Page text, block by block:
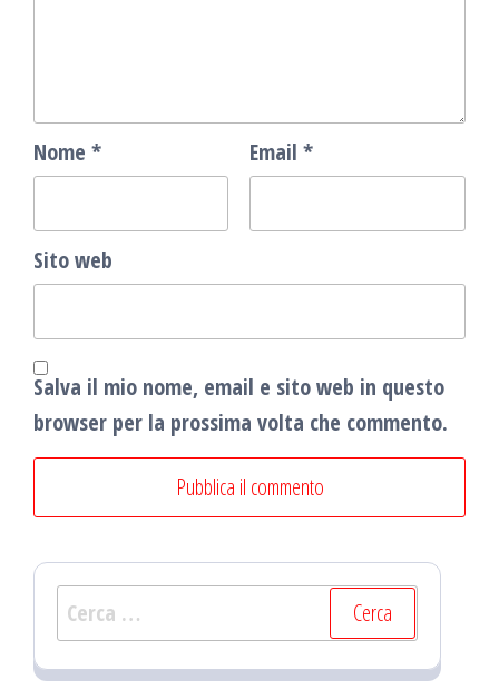
Nome * Email *
Sito web
Salva il mio nome, email e sito web in questo
browser per la prossima volta che commento.
Ricerca
per: